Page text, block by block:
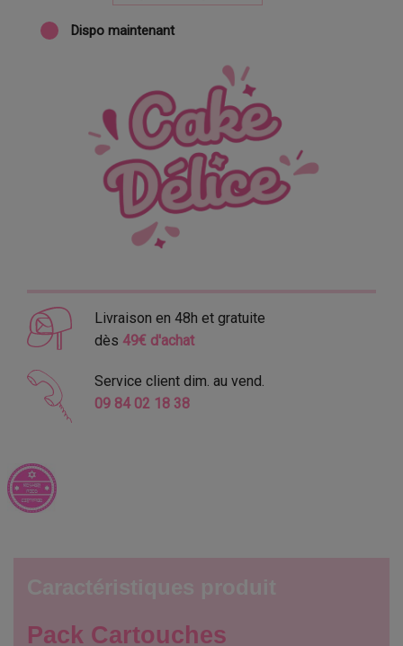
Dispo maintenant
Livraison en 48h et gratuite
dès 49€ d'achat
Service client dim. au vend.
09 84 02 18 38
Pack Cartouches